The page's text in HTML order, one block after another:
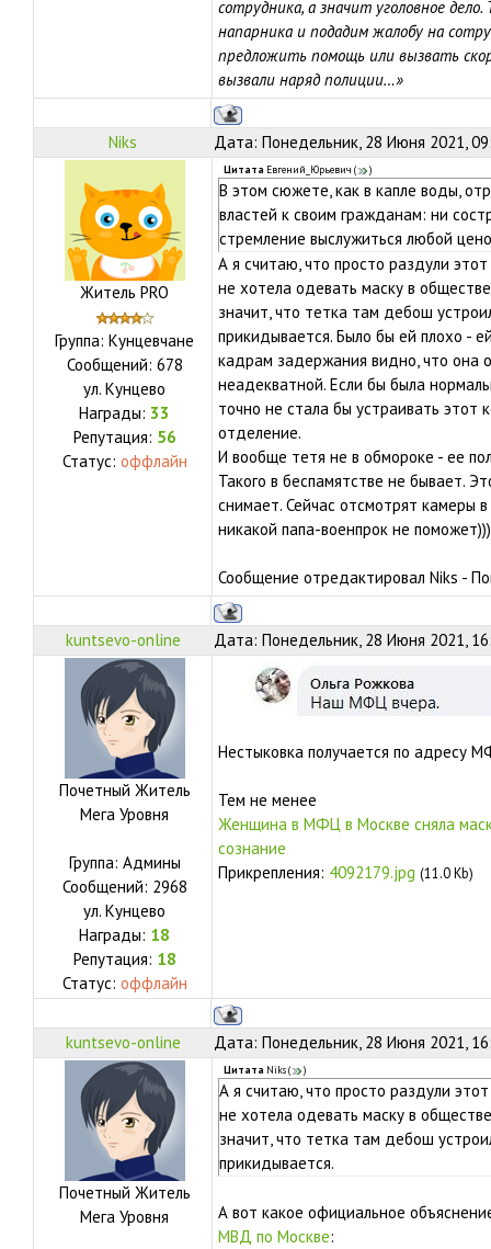
сотрудника, а значит уголовное
напарника и подадим жалобу на
предложить помощь или вызвать
вызвали наряд полиции…»
Niks Дата: Понедельник, 28 Июня 2021,
Житель PRO
Группа: Кунцевчане
Сообщений: 678
ул. Кунцево
Награды: 33
Репутация: 56
Статус: оффлайн
Цитата Евгений_Юрьевич ( )
В этом сюжете, как в капле воды,
властей к своим гражданам: ни
стремление выслужиться любой
А я считаю, что просто раздули
не хотела одевать маску в
значит, что тетка там дебош
прикидывается. Было бы ей плохо -
кадрам задержания видно, что она
неадекватной. Если бы была
точно не стала бы устраивать этот
отделение.
И вообще тетя не в обмороке - ее
Такого в беспамятстве не бывает.
снимает. Сейчас отсмотрят камеры
никакой папа-военпрок не поможет)))
Сообщение отредактировал Niks -
kuntsevo-online Дата: Понедельник, 28 Июня 2021,
Почетный Житель
Мега Уровня
Группа: Админы
Сообщений: 2968
ул. Кунцево
Награды: 18
Репутация: 18
Статус: оффлайн
Нестыковка получается по адресу
Тем не менее
Женщина в МФЦ в Москве сняла
сознание
Прикрепления: 4092179.jpg (11.0 Kb)
kuntsevo-online Дата: Понедельник, 28 Июня 2021,
Почетный Житель
Мега Уровня
Цитата Niks( )
А я считаю, что просто раздули
не хотела одевать маску в
значит, что тетка там дебош
прикидывается.
А вот какое официальное
МВД по Москве: